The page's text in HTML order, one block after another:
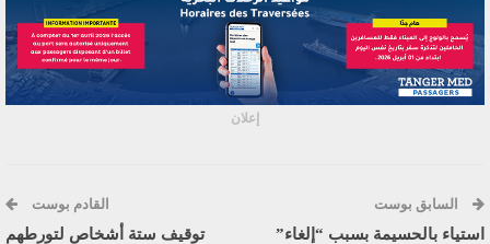
إعلان
السابق بوست
استياء بالحسيمة بسبب “إلغاء”
القادم بوست
توقيف ستة أشخاص لتورطهم